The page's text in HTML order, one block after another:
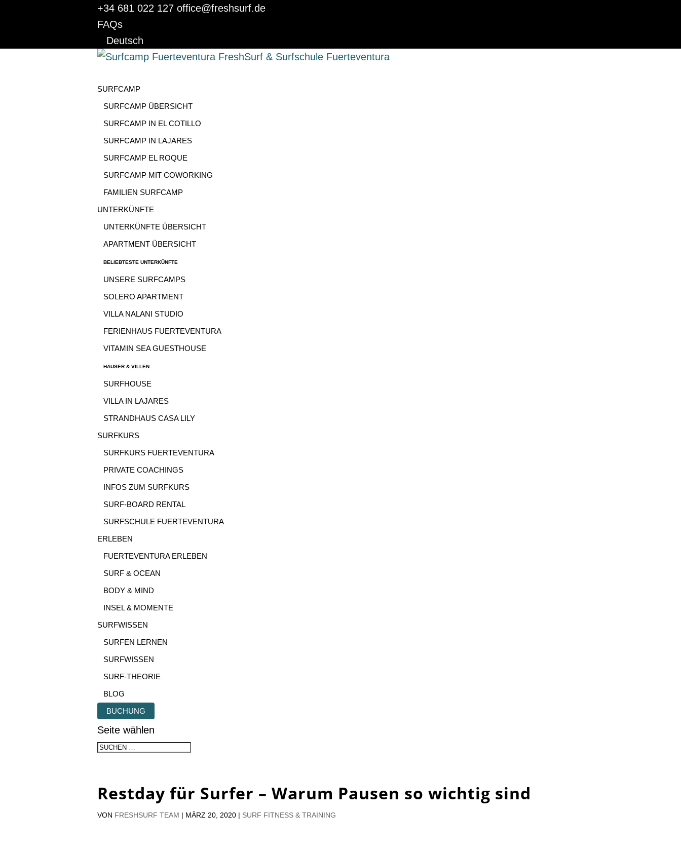
+34 681 022 127 office@freshsurf.de
FAQs
Deutsch
SURFCAMP
SURFCAMP ÜBERSICHT
SURFCAMP IN EL COTILLO
SURFCAMP IN LAJARES
SURFCAMP EL ROQUE
SURFCAMP MIT COWORKING
FAMILIEN SURFCAMP
UNTERKÜNFTE
UNTERKÜNFTE ÜBERSICHT
APARTMENT ÜBERSICHT
BELIEBTESTE UNTERKÜNFTE
UNSERE SURFCAMPS
SOLERO APARTMENT
VILLA NALANI STUDIO
FERIENHAUS FUERTEVENTURA
VITAMIN SEA GUESTHOUSE
HÄUSER & VILLEN
SURFHOUSE
VILLA IN LAJARES
STRANDHAUS CASA LILY
SURFKURS
SURFKURS FUERTEVENTURA
PRIVATE COACHINGS
INFOS ZUM SURFKURS
SURF-BOARD RENTAL
SURFSCHULE FUERTEVENTURA
ERLEBEN
FUERTEVENTURA ERLEBEN
SURF & OCEAN
BODY & MIND
INSEL & MOMENTE
SURFWISSEN
SURFEN LERNEN
SURFWISSEN
SURF-THEORIE
BLOG
BUCHUNG
Seite wählen
Restday für Surfer – Warum Pausen so wichtig sind
VON FRESHSURF TEAM | MÄRZ 20, 2020 | SURF FITNESS & TRAINING